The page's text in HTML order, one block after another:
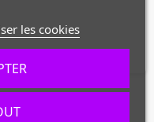
les cookies